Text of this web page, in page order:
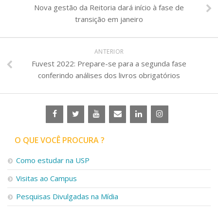
Nova gestão da Reitoria dará início à fase de
transição em janeiro
ANTERIOR
Fuvest 2022: Prepare-se para a segunda fase
conferindo análises dos livros obrigatórios
O QUE VOCÊ PROCURA ?
Como estudar na USP
Visitas ao Campus
Pesquisas Divulgadas na Mídia